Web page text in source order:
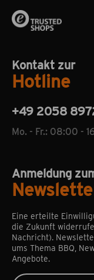
Kontakt zur
Hotline
+49 2058
Mo. - Fr.: 08:00 -
Anmeldung
Eine erteilte
die Zukunft
Nachricht).
ums Thema BBQ,
Angebote.